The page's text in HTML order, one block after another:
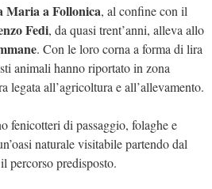
Maria a Follonica, al confine con il
Fedi, da quasi trent’anni, alleva allo
. Con le loro corna a forma di lira
animali hanno riportato in zona
legata all’agricoltura e all’allevamento.
fenicotteri di passaggio, folaghe e
naturale visitabile partendo dal
percorso predisposto.